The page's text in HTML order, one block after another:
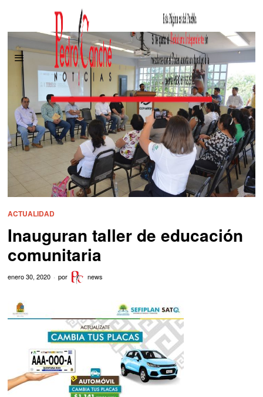
ACTUALIDAD
Inauguran taller de educación
comunitaria
enero 30, 2020 por news